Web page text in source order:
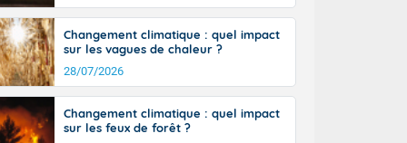
du
Changement climatique : quel impact
sur les vagues de chaleur ?
28/07/2026
Changement climatique : quel impact
sur les feux de forêt ?